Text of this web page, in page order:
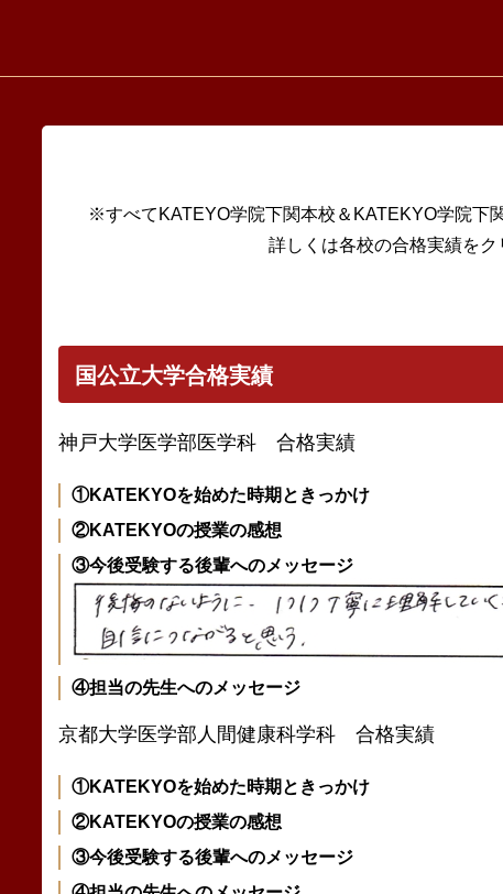
※すべてKATEYO学院下関本校＆KATEKYO学院下
詳しくは各校の合格実績を
国公立大学合格実績
神戸大学医学部医学科 合格実績
①KATEKYOを始めた時期ときっかけ
②KATEKYOの授業の感想
③今後受験する後輩へのメッセージ
④担当の先生へのメッセージ
京都大学医学部人間健康科学科 合格実績
①KATEKYOを始めた時期ときっかけ
②KATEKYOの授業の感想
③今後受験する後輩へのメッセージ